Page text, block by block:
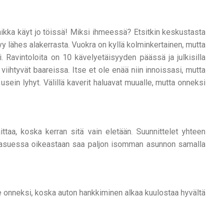
käyt jo töissä! Miksi ihmeessä? Etsitkin keskustasta
lähes alakerrasta. Vuokra on kyllä kolminkertainen, mutta
on 10 kävelyetäisyyden päässä ja julkisilla
baareissa. Itse et ole enää niin innoissasi, mutta
lyhyt. Välillä kaverit haluavat muualle, mutta onneksi
koska kerran sitä vain eletään. Suunnittelet yhteen
oikeastaan saa paljon isomman asunnon samalla
koska auton hankkiminen alkaa kuulostaa hyvältä